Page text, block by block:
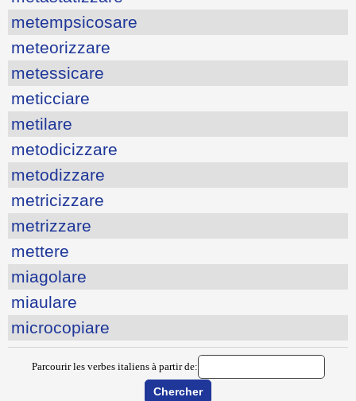
metempsicosare
meteorizzare
metessicare
meticciare
metilare
metodicizzare
metodizzare
metricizzare
metrizzare
mettere
miagolare
miaulare
microcopiare
Parcourir les verbes italiens à partir de: